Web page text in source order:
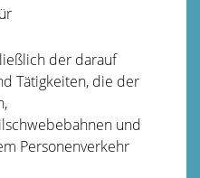
der darauf
Tätigkeiten, die der
und
Personenverkehr